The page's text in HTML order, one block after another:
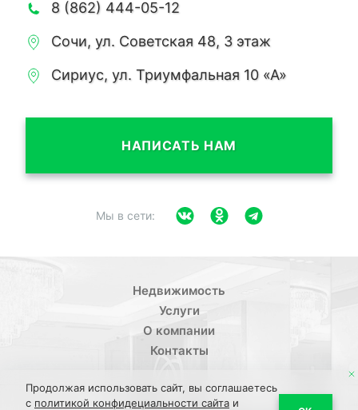
8 (862) 444-05-12
Сочи, ул. Советская 48, 3 этаж
Сириус, ул. Триумфальная 10 «А»
НАПИСАТЬ НАМ
Мы в сети:
Недвижимость
Услуги
О компании
Контакты
Продолжая использовать сайт, вы соглашаетесь
с политикой конфидециальности сайта и